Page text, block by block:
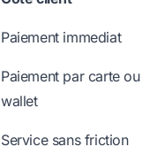
Paiement immediat
Paiement par carte ou
wallet
Service sans friction